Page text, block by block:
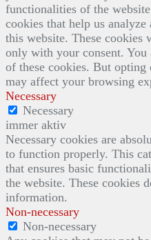
functionalities of the
cookies that help us
this website. These
only with your consent.
of these cookies. But opting
may affect your browsing
Necessary
Necessary
immer aktiv
Necessary cookies are
to function properly. This
that ensures basic
the website. These cookies
information.
Non-necessary
Non-necessary